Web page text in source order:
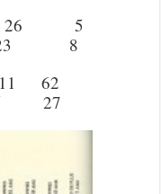
26 5
8
62
27